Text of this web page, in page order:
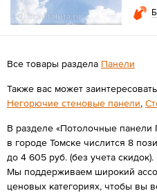
Все товары раздела Панели
Также вас может
Негорючие стеновые панели,
В разделе «Потолочные панели
в городе Томске числится 8
до 4 605 руб. (без учета скидок).
Мы поддерживаем широкий
ценовых категориях, чтобы вы